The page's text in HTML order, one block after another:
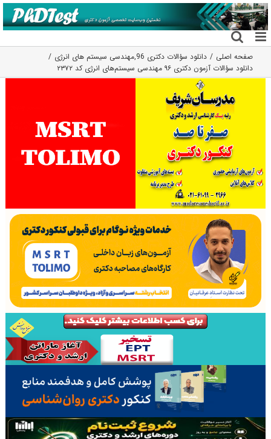
رفتن
به
محتوا
صفحه اصلی دانلود سؤالات دکتری 96 ,مهندسی سیستم های انرژی
دانلود سؤالات آزمون دکتری ۹۶ مهندسی سیستم‌های انرژی کد ۲۳۷۲